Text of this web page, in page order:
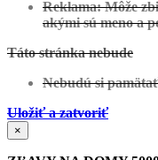
Reklama: Môže
akými sú meno a
Táto stránka nebude
Nebudú si
Uložiť a zatvoriť
×